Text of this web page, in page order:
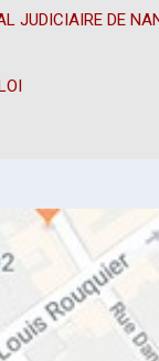
JUDICIAIRE DE